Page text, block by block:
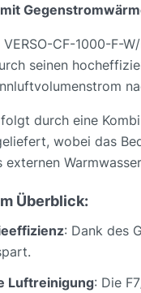
CF-1000-F-
seinen
durch eine
wobei das
externen
Überblick:
: Dank des
Luftreinigung: Die